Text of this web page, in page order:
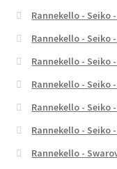
Rannekello - Seiko
Rannekello - Seiko
Rannekello - Seiko
Rannekello - Seiko
Rannekello - Seiko
Rannekello - Seiko
Rannekello -